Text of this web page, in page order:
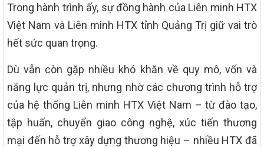
Trong hành trình ấy, sự đồng hành của Liên minh HTX
Việt Nam và Liên minh HTX tỉnh Quảng Trị giữ vai trò
hết sức quan trọng.
Dù vẫn còn gặp nhiều khó khăn về quy mô, vốn và
năng lực quản trị, nhưng nhờ các chương trình hỗ trợ
của hệ thống Liên minh HTX Việt Nam – từ đào tạo,
tập huấn, chuyển giao công nghệ, xúc tiến thương
mại đến hỗ trợ xây dựng thương hiệu – nhiều HTX đã